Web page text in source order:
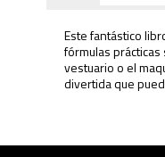
Este fantástico
fórmulas
vestuario o el
divertida que